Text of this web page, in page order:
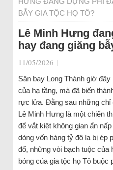
BẪY GIA TỘC HỌ TÔ?
Lê Minh Hưng
hay đang giăng
11/05/2026 |
Sân bay Long Thành giờ
của hạ tầng, mà đã biến
rực lửa. Đằng sau những chỉ
Lê Minh Hưng là một chiến
để vắt kiệt không gian ẩn
dòng vốn hàng tỷ đô la bị ép
đổ, những vòi bạch tuộc của
bóng của gia tộc họ Tô buộc